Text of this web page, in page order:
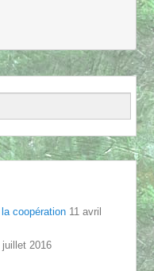
coopération 11 avril
juillet 2016